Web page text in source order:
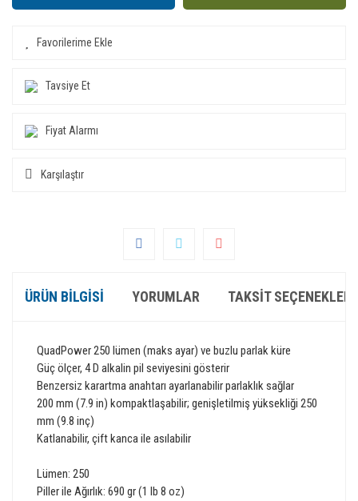
Tavsiye Et
Fiyat Alarmı
Karşılaştır
ÜRÜN BILGISI YORUMLAR TAKSIT SEÇENEKLERI
QuadPower250 lümen (maks ayar) ve buzlu parlakküre
Güçölçer, 4D alkalin pil seviyesini gösterir
Benzersiz karartmaanahtarı ayarlanabilirparlaklık sağlar
200 mm (7.9 in) kompaktlaşabilir; genişletilmiş yüksekliği 250
mm (9.8 inç)
Katlanabilir, çiftkancaile asılabilir
Lümen: 250
Piller ile Ağırlık: 690 gr(1 lb 8 oz)